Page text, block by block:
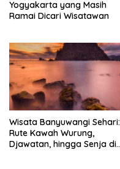
Yogyakarta yang Masih
Ramai Dicari Wisatawan
Wisata Banyuwangi Sehari:
Rute Kawah Wurung,
Djawatan, hingga Senja di